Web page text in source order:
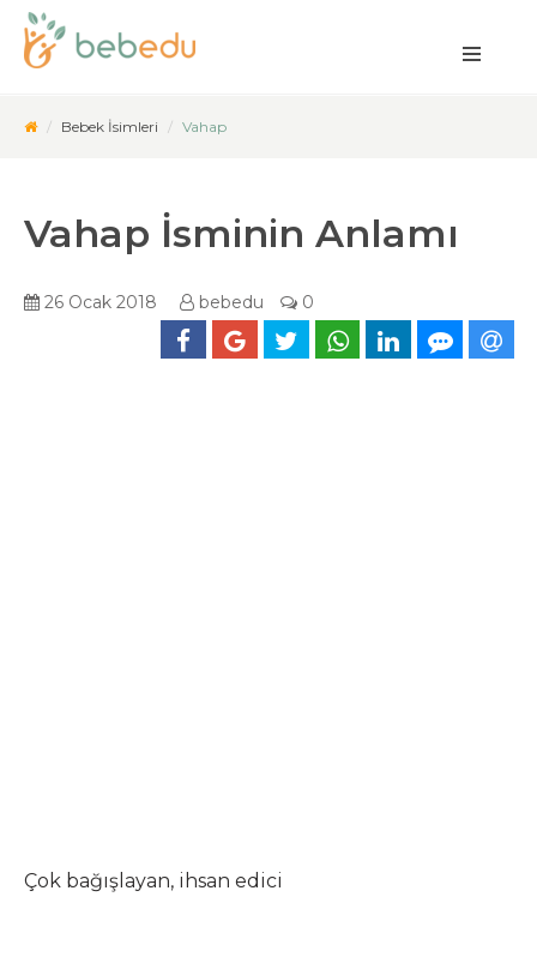
Bebek İsimleri Vahap
Vahap İsminin Anlamı
26 Ocak 2018 bebedu 0
Çok bağışlayan, ihsan edici